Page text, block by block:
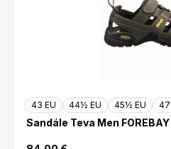
43 EU 44½ EU 45½ EU 47
Sandále Teva Men FOREBAY